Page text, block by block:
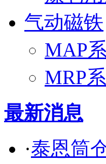
气动磁铁
MAP
MRP
最新消息
·泰恩筒